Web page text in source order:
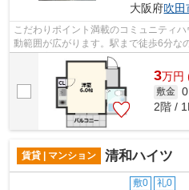
大阪府吹田
こだわりポイント満載のコミュニティ
動範囲が広がります。駅まで徒歩6分な
音性も高いRC構造の物件。より多くの
3万円
敷金
2階 /
賃貸 | マンション 清和ハイツ
敷0 礼0